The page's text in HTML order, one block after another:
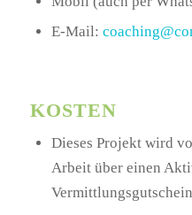
E-Mail:
KOSTEN
Dieses Projekt wird
Arbeit über einen